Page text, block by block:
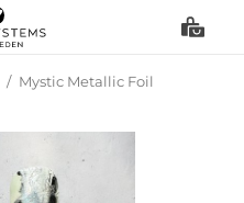
/ Mystic Metallic Foil